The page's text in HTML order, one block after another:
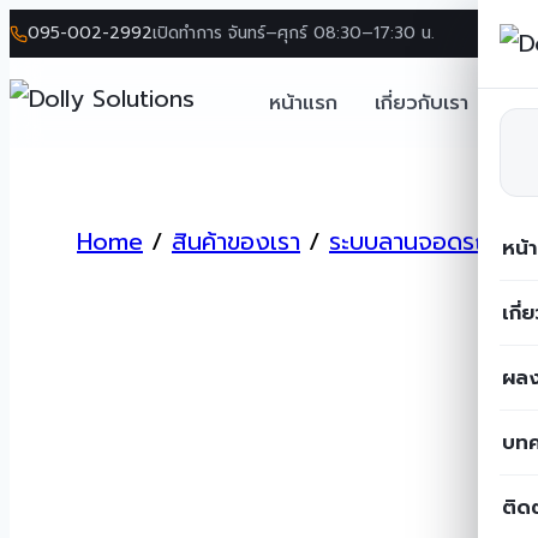
095-002-2992เปิดทำการ จันทร์–ศุกร์ 08:30–17:30 น.
หน้าแรก เกี่ยวกับเรา โ
หน้
เกี่
ผล
บท
ติด
contentHome / สินค้าของเรา / ระบบลานจอดรถ /